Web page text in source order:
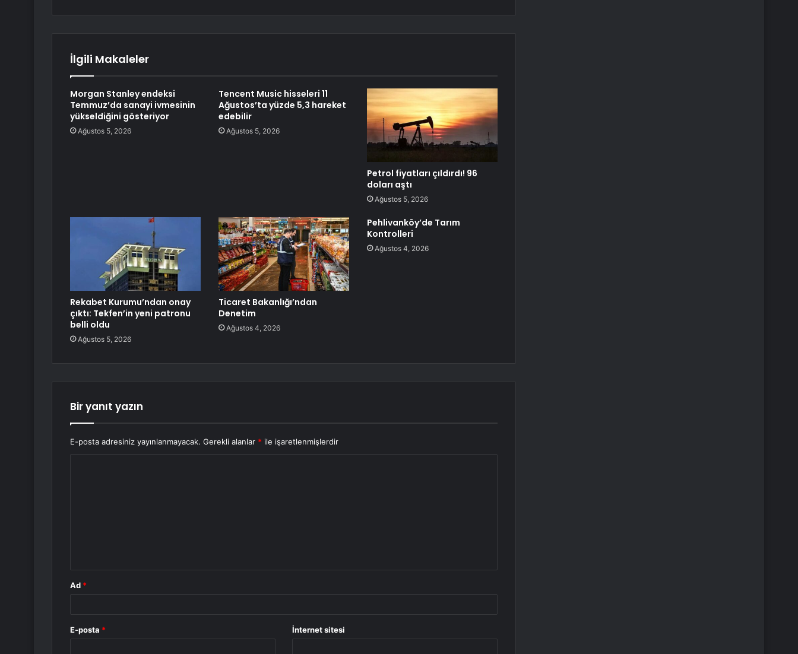
İlgili Makaleler
Morgan Stanley endeksi
Temmuz’da sanayi ivmesinin
yükseldiğini gösteriyor
Ağustos 5, 2026
Tencent Music hisseleri 11
Ağustos’ta yüzde 5,3 hareket
edebilir
Ağustos 5, 2026
Petrol fiyatları çıldırdı! 96
doları aştı
Ağustos 5, 2026
Rekabet Kurumu’ndan onay
çıktı: Tekfen’in yeni patronu
belli oldu
Ağustos 5, 2026
Ticaret Bakanlığı’ndan
Denetim
Ağustos 4, 2026
Pehlivanköy’de Tarım
Kontrolleri
Ağustos 4, 2026
Bir yanıt yazın
E-posta adresiniz yayınlanmayacak. Gerekli alanlar * ile işaretlenmişlerdir
Ad *
E-posta * İnternet sitesi